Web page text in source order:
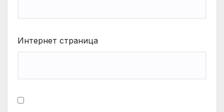
Интернет страница